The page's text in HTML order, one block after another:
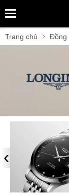
Trang chủ Đồng
‹